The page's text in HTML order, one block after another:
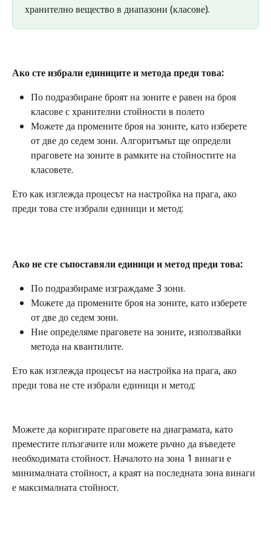
хранително вещество в диапазони (класове).
Ако сте избрали единиците и метода преди това:
По подразбиране броят на зоните е равен на броя
класове с хранителни стойности в полето
Можете да промените броя на зоните, като изберете
от две до седем зони. Алгоритъмът ще определи
праговете на зоните в рамките на стойностите на
класовете.
Ето как изглежда процесът на настройка на прага, ако
преди това сте избрали единици и метод:
Ако не сте съпоставяли единици и метод преди това:
По подразбираме изграждаме 3 зони.
Можете да промените броя на зоните, като изберете
от две до седем зони.
Ние определяме праговете на зоните, използвайки
метода на квантилите.
Ето как изглежда процесът на настройка на прага, ако
преди това не сте избрали единици и метод:
Можете да коригирате праговете на диаграмата, като
преместите плъзгачите или можете ръчно да въведете
необходимата стойност. Началото на зона 1 винаги е
минималната стойност, а краят на последната зона винаги
е максималната стойност.